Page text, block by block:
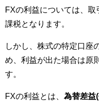
FXの利益については、
課税となります。
しかし、株式の特定口座
め、利益が出た場合は原
す。
FXの利益とは、 為替差益